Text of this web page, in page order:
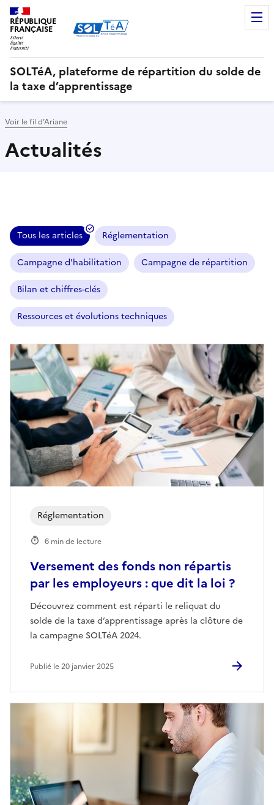
RÉPUBLIQUE
FRANÇAISE
SOLTéA, plateforme de répartition du solde de
la taxe d’apprentissage
Voir le fil d’Ariane
Actualités
Sélectionner une des thématiques suivantes et
Tous les articles Réglementation
Campagne d'habilitation Campagne de répartition
Bilan et chiffres-clés
Ressources et évolutions techniques
Versement des fonds non répartis
par les employeurs : que dit la loi ?
Découvrez comment est réparti le reliquat du
solde de la taxe d’apprentissage après la clôture de
la campagne SOLTéA 2024.
Réglementation
6 min de lecture
Publié le 20 janvier 2025